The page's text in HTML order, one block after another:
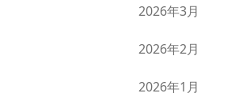
2026年3月
2026年2月
2026年1月